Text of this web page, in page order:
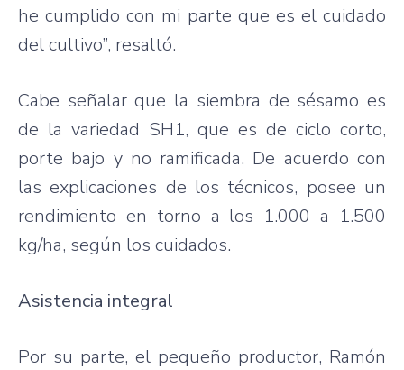
he cumplido con mi parte que es el cuidado
del cultivo”, resaltó.
Cabe señalar que la siembra de sésamo es
de la variedad SH1, que es de ciclo corto,
porte bajo y no ramificada. De acuerdo con
las explicaciones de los técnicos, posee un
rendimiento en torno a los 1.000 a 1.500
kg/ha, según los cuidados.
Asistencia integral
Por su parte, el pequeño productor, Ramón